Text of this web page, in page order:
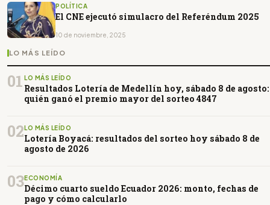
POLÍTICA
El CNE ejecutó simulacro del Referéndum 2025
10 de noviembre, 2025
LO MÁS LEÍDO
01 LO MÁS LEÍDO
Resultados Lotería de Medellín hoy, sábado 8 de agosto:
quién ganó el premio mayor del sorteo 4847
02LO MÁS LEÍDO
Lotería Boyacá: resultados del sorteo hoy sábado 8 de
agosto de 2026
03ECONOMÍA
Décimo cuarto sueldo Ecuador 2026: monto, fechas de
pago y cómo calcularlo